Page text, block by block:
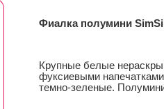
Фиалка полумини
Крупные белые
фуксиевыми
темно-зеленые.